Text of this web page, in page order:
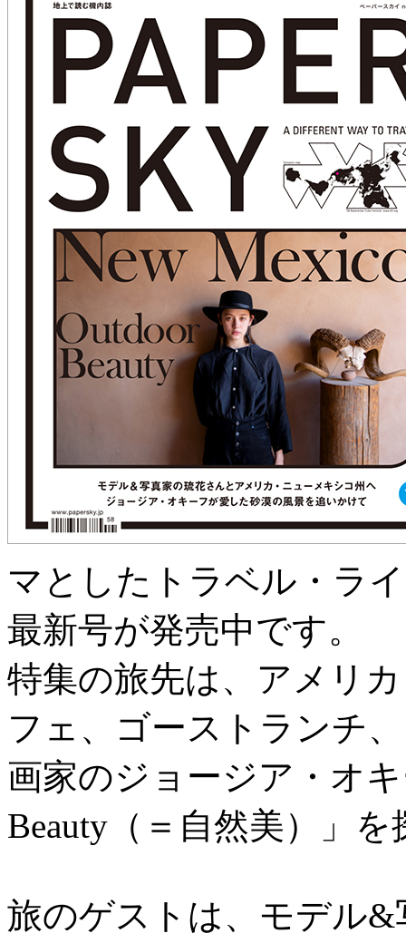
マとしたトラベル・ラ
最新号が発売中です。
特集の旅先は、アメリ
フェ、ゴーストランチ
画家のジョージア・オ
Beauty（＝自然美）」
旅のゲストは、モデル